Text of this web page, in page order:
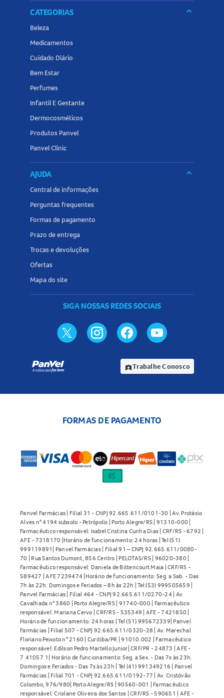
CATEGORIAS keyboard_arrow_down
Beleza
Medicamentos
Cuidado Diário
Bem Estar
Perfumes
Infantil E Gestante
Dermocosméticos
Produtos Panvel
Panvel Clinic
AJUDA keyboard_arrow_down
Central de informações
Perguntas frequentes
Formas de pagamento
Prazo de entrega
Trocas e devoluções
Ofertas
Mapa do site
SIGA NOSSAS REDES SOCIAIS
assignment_indTrabalhe Conosco
FORMAS DE PAGAMENTO
Panvel Farmácias | Filial 31 - CNPJ 92.665.611/0101-30 | Av. Protásio
Alves n° 4194 subsolo - Petrópolis | Porto Alegre/RS | 91310-000 |
Farmacêutico responsável: Isabel Cristina Cunha Dias | CRF/RS - 6792 |
AFE - 7318170 |Horário de funcionamento: 24 horas | Tel (51)
999119891| Panvel Farmácias | Filial 91 – CNPJ 92.665.611/0080-
70 | Rua Santos Dumont, 856 Centro | PELOTAS/RS | 96020-380 |
Farmacêutico responsável: Daniela de Bittencourt Maia | CRF/RS -
589427 | AFE 7239474 |Horário de funcionamento: Seg. a Sab. - Das
7h às 22h. Domingos e Feriados – 8h às 22h | Tel (53) 999505659 |
Panvel Farmácias | Filial 464 - CNPJ 92.665.611/0270-24 | Av.
Cavalhada n° 3860 | Porto Alegre/RS | 91740-000 | Farmacêutico
responsável: Mariana Cervo | CRF/RS - 535349 | AFE - 7421850 |
Horário de funcionamento: 24 horas | Tel (51) 995672339| Panvel
Farmácias | Filial 507 - CNPJ 92.665.611/0320-28 | Av. Marechal
Floriano Peixoto n° 2160 | Curitiba/PR | 91010.002 | Farmacêutico
responsável: Edilson Pedro Martello Junior| CRF/PR - 24873 | AFE -
7.41057.1| Horário de funcionamento: Seg. a Sex. - Das 7s às 23h.
Domingos e Feriados - Das 7s às 23h | Tel (41) 991349216 | Panvel
Farmácias | Filial 701 - CNPJ 92.665.611/0192-77 | Av. Cristóvão
Colombo, 976/980| Porto Alegre/RS | 90560-001 | Farmacêutico
responsável: Crislane Oliveira dos Santos | CRF/RS - 590651 | AFE -